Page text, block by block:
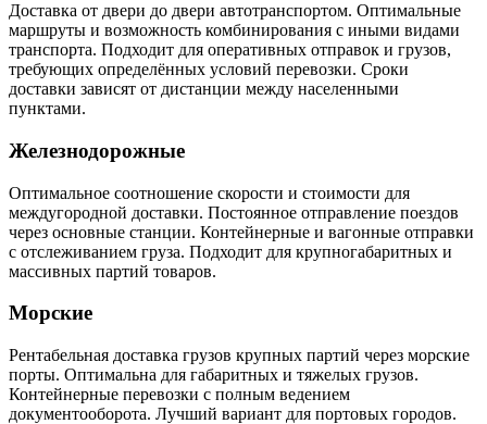
Доставка от двери до двери автотранспортом. Оптимальные
маршруты и возможность комбинирования с иными видами
транспорта. Подходит для оперативных отправок и грузов,
требующих определённых условий перевозки. Сроки
доставки зависят от дистанции между населенными
пунктами.
Железнодорожные
Оптимальное соотношение скорости и стоимости для
междугородной доставки. Постоянное отправление поездов
через основные станции. Контейнерные и вагонные отправки
с отслеживанием груза. Подходит для крупногабаритных и
массивных партий товаров.
Морские
Рентабельная доставка грузов крупных партий через морские
порты. Оптимальна для габаритных и тяжелых грузов.
Контейнерные перевозки с полным ведением
документооборота. Лучший вариант для портовых городов.